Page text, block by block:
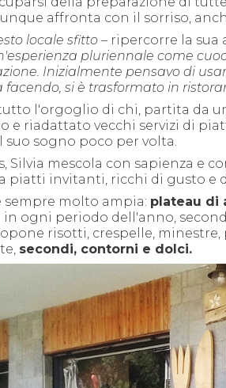
affronta con il sorriso,
locale sfitto – ripercorre la sua
pluriennale come
Inizialmente pensavo di
facendo, si è trasformato in
l'orgoglio di chi, partita da
e riadattato vecchi servizi di
suo sogno poco per volta.
Silvia mescola con sapienza e
piatti invitanti, ricchi di gusto e
sempre molto ampia: plateau di
ogni periodo dell'anno,
risotti, crespelle,
secondi, contorni e dolci.